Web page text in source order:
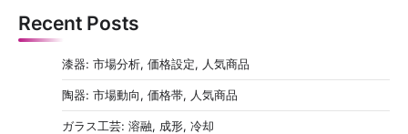
Recent Posts
漆器: 市場分析, 価格設定, 人気商品
陶器: 市場動向, 価格帯, 人気商品
ガラス工芸: 溶融, 成形, 冷却